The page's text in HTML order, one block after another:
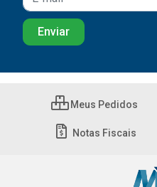
Meus Pedidos
Notas Fiscais